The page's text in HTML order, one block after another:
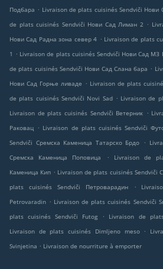
Подбара . Livraison de plats cuisinés Sendviči Нови
de plats cuisinés Sendviči Нови Сад Лиман 2 .
Нови Сад Радна зона север 4 . Livraison de plats
1 . Livraison de plats cuisinés Sendviči Нови Сад МЗ
de plats cuisinés Sendviči Нови Сад Слана бара .
Нови Сад Горње ливаде . Livraison de plats
de plats cuisinés Sendviči Novi Sad . Livraison de
Livraison de plats cuisinés Sendviči Ветерник .
Раковац . Livraison de plats cuisinés Sendviči
Sendviči Сремска Каменица Татарско Брдо
.
Сремска Каменица Поповица
.
Livraison de
Каменица Кип . Livraison de plats cuisinés Sendviči
plats cuisinés Sendviči Петроварадин
.
Petrovaradin . Livraison de plats cuisinés Sendviči
plats cuisinés Sendviči Futog
. Livraison de
Livraison de plats cuisinés Dimljeno meso .
Svinjetina . Livraison de nourriture à emporter